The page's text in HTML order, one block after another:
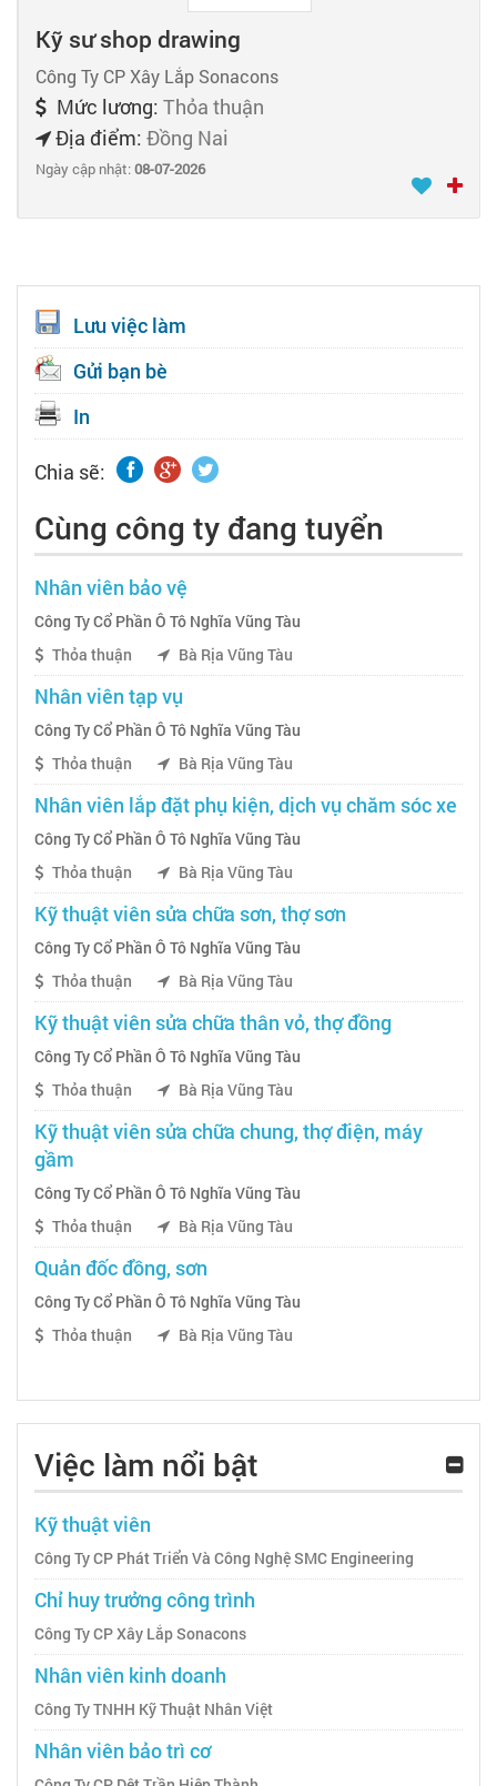
Kỹ sư shop drawing
Công Ty CP Xây Lắp Sonacons
Mức lương: Thỏa thuận
Địa điểm: Đồng Nai
Ngày cập nhật:08-07-2026
Lưu việc làm
Gửi bạn bè
In
Chia sẽ:
Cùng công ty đang tuyển
Nhân viên bảo vệ
Công Ty Cổ Phần Ô Tô Nghĩa Vũng Tàu
Thỏa thuận
Bà Rịa Vũng Tàu
Nhân viên tạp vụ
Công Ty Cổ Phần Ô Tô Nghĩa Vũng Tàu
Thỏa thuận
Bà Rịa Vũng Tàu
Nhân viên lắp đặt phụ kiện, dịch vụ chăm sóc xe
Công Ty Cổ Phần Ô Tô Nghĩa Vũng Tàu
Thỏa thuận
Bà Rịa Vũng Tàu
Kỹ thuật viên sửa chữa sơn, thợ sơn
Công Ty Cổ Phần Ô Tô Nghĩa Vũng Tàu
Thỏa thuận
Bà Rịa Vũng Tàu
Kỹ thuật viên sửa chữa thân vỏ, thợ đồng
Công Ty Cổ Phần Ô Tô Nghĩa Vũng Tàu
Thỏa thuận
Bà Rịa Vũng Tàu
Kỹ thuật viên sửa chữa chung, thợ điện, máy
gầm
Công Ty Cổ Phần Ô Tô Nghĩa Vũng Tàu
Thỏa thuận
Bà Rịa Vũng Tàu
Quản đốc đồng, sơn
Công Ty Cổ Phần Ô Tô Nghĩa Vũng Tàu
Thỏa thuận
Bà Rịa Vũng Tàu
Việc làm nổi bật
Kỹ thuật viên
Công Ty CP Phát Triển Và Công Nghệ SMC Engineering
Chỉ huy trưởng công trình
Công Ty CP Xây Lắp Sonacons
Nhân viên kinh doanh
Công Ty TNHH Kỹ Thuật Nhân Việt
Nhân viên bảo trì cơ